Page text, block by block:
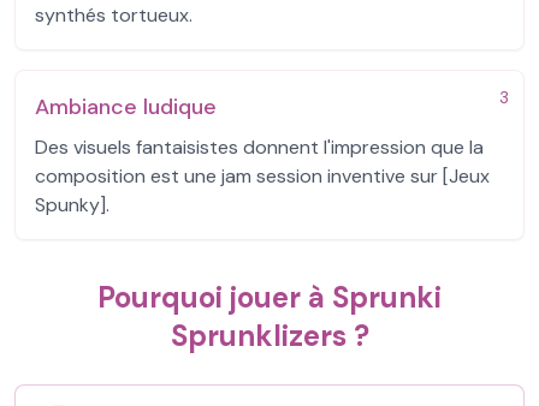
synthés tortueux.
3
Ambiance ludique
Des visuels fantaisistes donnent l'impression que la
composition est une jam session inventive sur [Jeux
Spunky].
Pourquoi jouer à Sprunki
Sprunklizers ?